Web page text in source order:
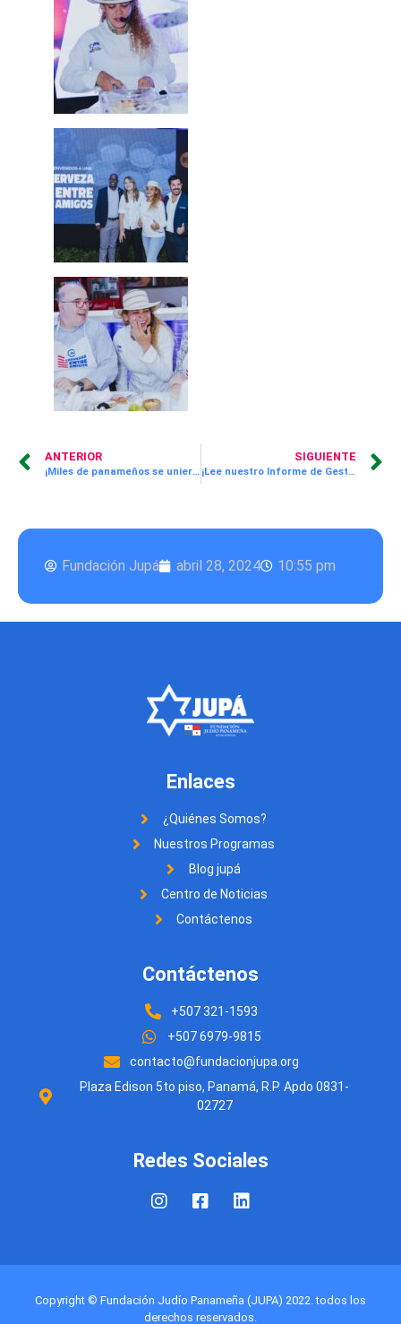
ANTERIOR
¡Miles de panameños se unieron a la celebración de Hacer el Bien!
SIGUIENTE
¡Lee nuestro Informe de Gestión 2023!
Fundación Jupá abril 28, 2024 10:55 pm
Enlaces
¿Quiénes Somos?
Nuestros Programas
Blog jupá
Centro de Noticias
Contáctenos
Contáctenos
+507 321-1593
+507 6979-9815
contacto@fundacionjupa.org
Plaza Edison 5to piso, Panamá, R.P. Apdo 0831-
02727
Redes Sociales
Copyright © Fundación Judío Panameña (JUPA) 2022. todos los
derechos reservados.